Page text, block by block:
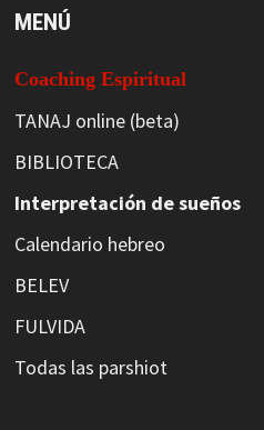
MENÚ
Coaching Espiritual
TANAJ online (beta)
BIBLIOTECA
Interpretación de sueños
Calendario hebreo
BELEV
FULVIDA
Todas las parshiot